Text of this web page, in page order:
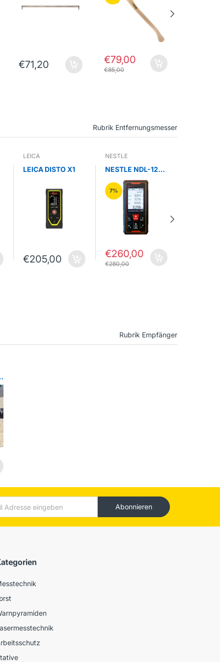
€71,20 €79,00
€85,00
Rubrik Entfernungsmesser
LEICA
LEICA DISTO X1
€205,00
NESTLE
NESTLE NDL-120C
Laserentfernungs
messer
7%
€260,00
€280,00
Rubrik Empfänger
Abonnieren